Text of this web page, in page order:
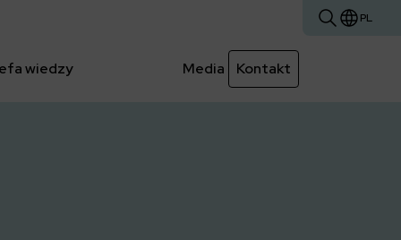
PL
wiedzy Media Kontakt